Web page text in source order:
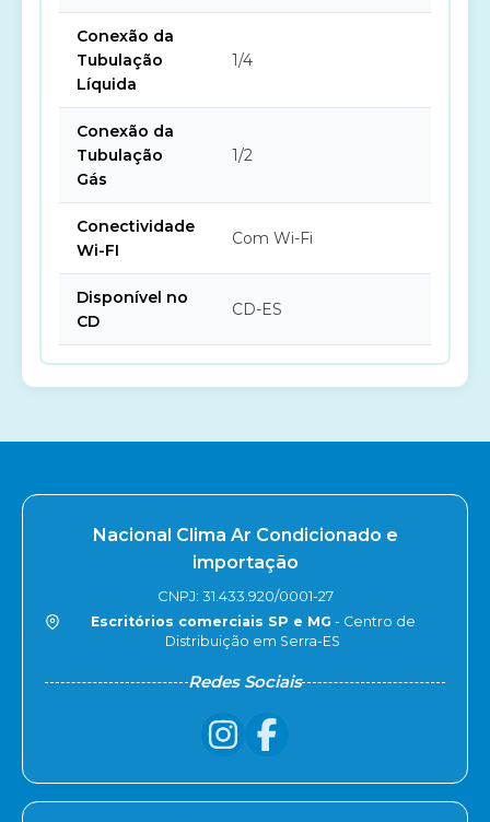
Conexão da
Tubulação
Líquida
1/4
Conexão da
Tubulação
Gás
1/2
Conectividade
Wi-FI
Com Wi-Fi
Disponível no
CD
CD-ES
Nacional Clima Ar Condicionado e
importação
CNPJ: 31.433.920/0001-27
Escritórios comerciais SP e MG - Centro de
Distribuição em Serra-ES
Redes Sociais